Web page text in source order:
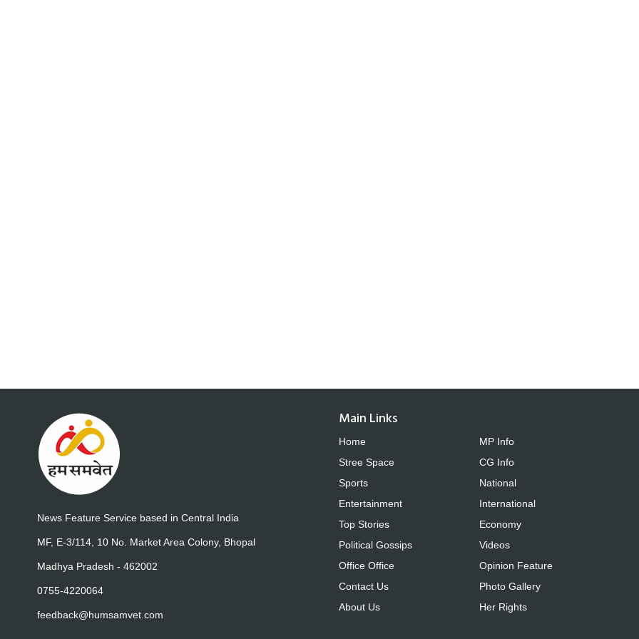
News Feature Service based in Central India
MF, E-3/114, 10 No. Market Area Colony, Bhopal
Madhya Pradesh - 462002
0755-4220064
feedback@humsamvet.com
Main Links
Home
Stree Space
Sports
Entertainment
Top Stories
Political Gossips
Office Office
Contact Us
About Us
MP Info
CG Info
National
International
Economy
Videos
Opinion Feature
Photo Gallery
Her Rights